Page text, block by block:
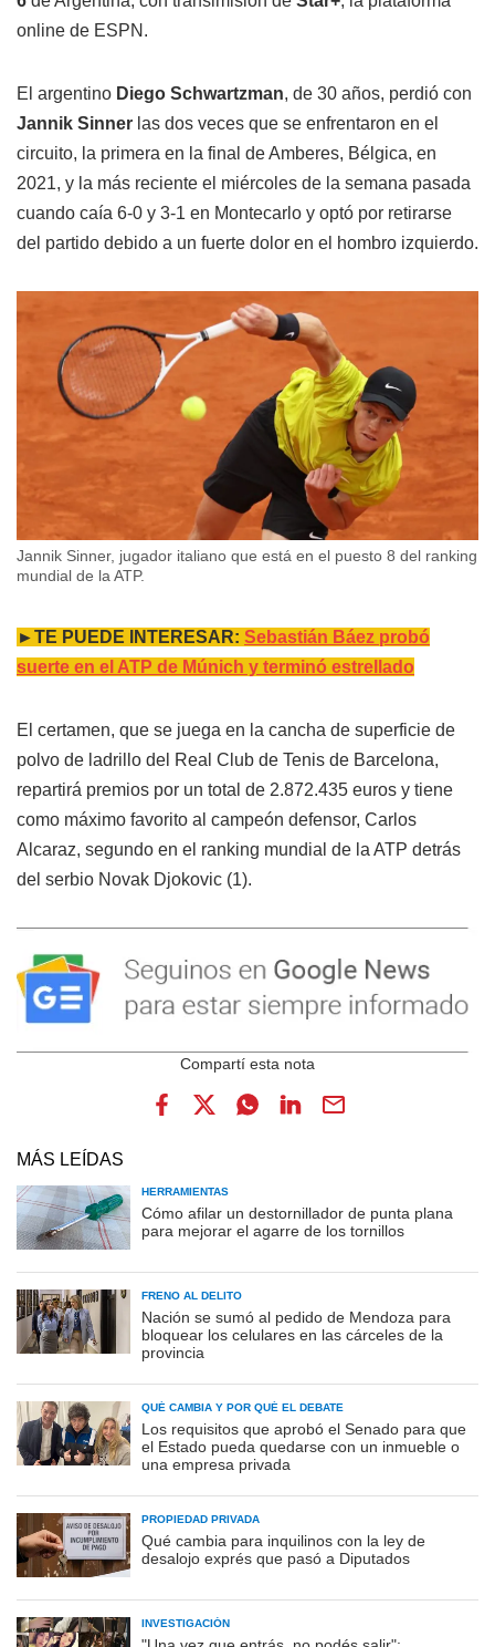
online de ESPN.
El argentino Diego Schwartzman, de 30 años, perdió con
Jannik Sinner las dos veces que se enfrentaron en el
circuito, la primera en la final de Amberes, Bélgica, en
2021, y la más reciente el miércoles de la semana pasada
cuando caía 6-0 y 3-1 en Montecarlo y optó por retirarse
del partido debido a un fuerte dolor en el hombro izquierdo.
Jannik Sinner, jugador italiano que está en el puesto 8 del ranking
mundial de la ATP.
►TE PUEDE INTERESAR: Sebastián Báez probó
suerte en el ATP de Múnich y terminó estrellado
El certamen, que se juega en la cancha de superficie de
polvo de ladrillo del Real Club de Tenis de Barcelona,
repartirá premios por un total de 2.872.435 euros y tiene
como máximo favorito al campeón defensor, Carlos
Alcaraz, segundo en el ranking mundial de la ATP detrás
del serbio Novak Djokovic (1).
MÁS LEÍDAS
HERRAMIENTAS
Cómo afilar un destornillador de punta plana
para mejorar el agarre de los tornillos
FRENO AL DELITO
Nación se sumó al pedido de Mendoza para
bloquear los celulares en las cárceles de la
provincia
QUÉ CAMBIA Y POR QUÉ EL DEBATE
Los requisitos que aprobó el Senado para que
el Estado pueda quedarse con un inmueble o
una empresa privada
PROPIEDAD PRIVADA
Qué cambia para inquilinos con la ley de
desalojo exprés que pasó a Diputados
INVESTIGACIÓN